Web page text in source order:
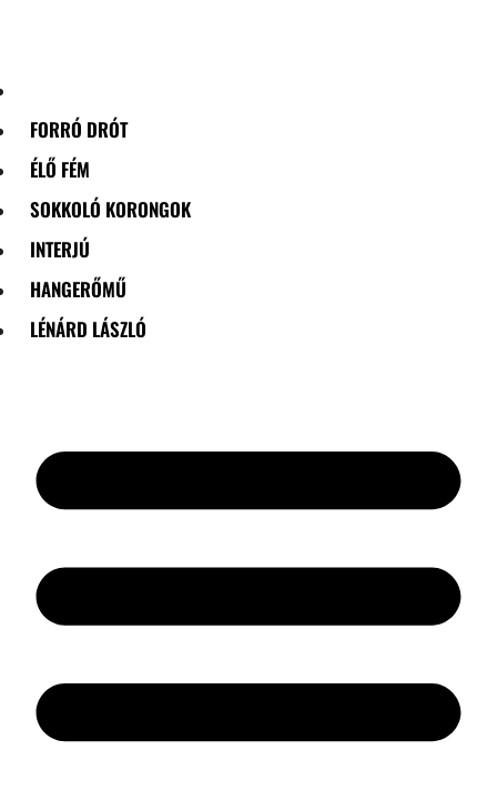
FORRÓ DRÓT
ÉLŐ FÉM
SOKKOLÓ KORONGOK
INTERJÚ
HANGERŐMŰ
LÉNÁRD LÁSZLÓ